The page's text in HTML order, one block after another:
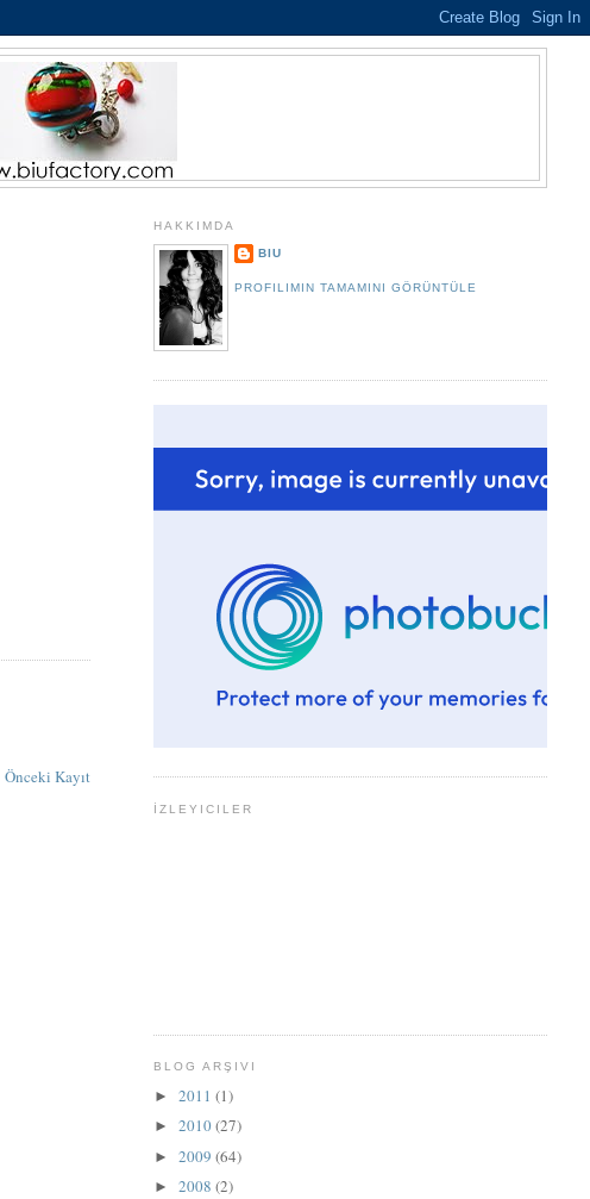
Önceki Kayıt
HAKKIMDA
BIU
PROFILIMIN TAMAMINI GÖRÜNTÜLE
İZLEYICILER
BLOG ARŞIVI
► 2011 (1)
► 2010(27)
► 2009 (64)
► 2008 (2)